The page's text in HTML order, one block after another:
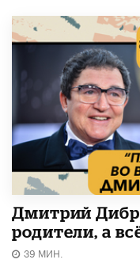
Дмитрий
родители, а
39 МИН.